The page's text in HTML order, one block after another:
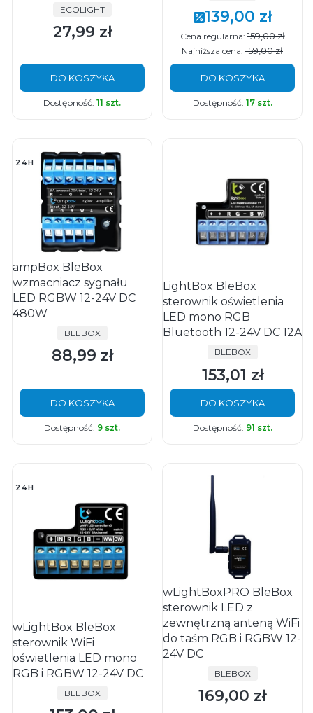
PRODUCENT
ECOLIGHT
Cena
27,99 zł
DO KOSZYKA
Dostępność: 11 szt.
Cena promocyjna
139,00 zł
Cena regularna: 159,00 zł
Najniższa cena: 159,00 zł
DO KOSZYKA
Dostępność: 17 szt.
24H
ampBox BleBox
wzmacniacz sygnału
LED RGBW 12-24V DC
480W
PRODUCENT
BLEBOX
Cena
88,99 zł
DO KOSZYKA
Dostępność: 9 szt.
LightBox BleBox
sterownik oświetlenia
LED mono RGB
Bluetooth 12-24V DC 12A
PRODUCENT
BLEBOX
Cena
153,01 zł
DO KOSZYKA
Dostępność: 91 szt.
24H
wLightBox BleBox
sterownik WiFi
oświetlenia LED mono
RGB i RGBW 12-24V DC
PRODUCENT
BLEBOX
wLightBoxPRO BleBox
sterownik LED z
zewnętrzną anteną WiFi
do taśm RGB i RGBW 12-
24V DC
PRODUCENT
BLEBOX
Cena
169,00 zł